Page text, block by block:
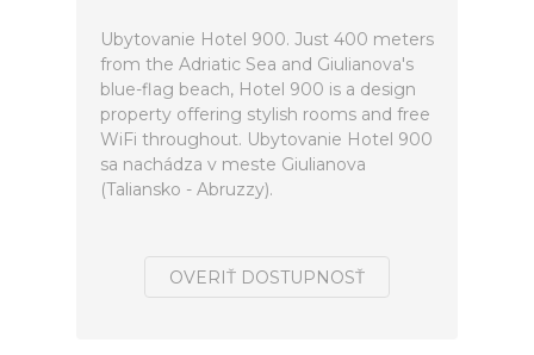
Ubytovanie Hotel 900. Just 400 meters
from the Adriatic Sea and Giulianova's
blue-flag beach, Hotel 900 is a design
property offering stylish rooms and free
WiFi throughout. Ubytovanie Hotel 900
sa nachádza v meste Giulianova
(Taliansko - Abruzzy).
OVERIŤ DOSTUPNOSŤ